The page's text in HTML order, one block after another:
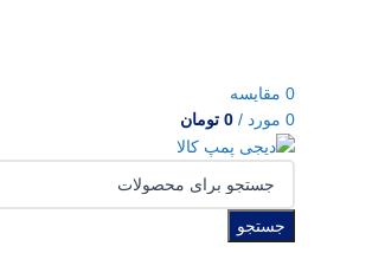
0 مقایسه
0 مورد /
0 تومان
جستجو